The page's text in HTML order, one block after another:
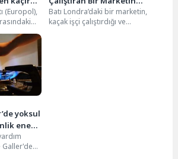
(Europol),
Manş
Ruhsatı Askıya Alıdı
Batı Londra’daki bir marketin,
kaçak işçi çalıştırdığı ve
yoksul
enerji